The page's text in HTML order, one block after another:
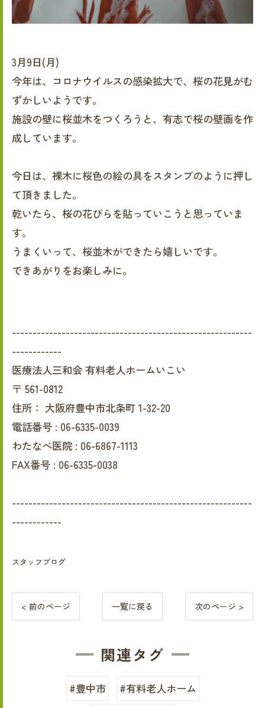
3月9日(月)
今年は、コロナウイルスの感染拡大で、桜の花見がむ
ずかしいようです。
施設の壁に桜並木をつくろうと、有志で桜の壁画を作
成しています。
今日は、裸木に桜色の絵の具をスタンプのように押し
て頂きました。
乾いたら、桜の花びらを貼っていこうと思っていま
す。
うまくいって、桜並木ができたら嬉しいです。
できあがりをお楽しみに。
----------------------------------------------------------
------------
医療法人三和会 有料老人ホームいこい
〒 561-0812
住所： 大阪府豊中市北条町 1-32-20
電話番号 : 06-6335-0039
わたなべ医院 : 06-6867-1113
FAX番号 : 06-6335-0038
----------------------------------------------------------
------------
スタッフブログ
< 前のページ 一覧に戻る 次のページ >
関連タグ
#豊中市 #有料老人ホーム